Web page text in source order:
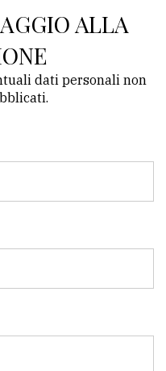
ALLA
dati personali non